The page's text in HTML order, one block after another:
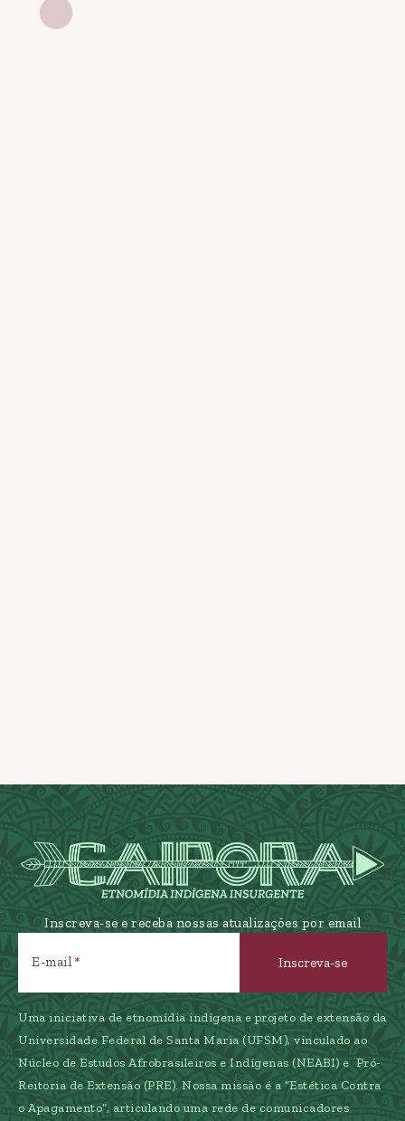
Load More
Inscreva-se e receba nossas atualizações por email
E-mail
Uma iniciativa de etnomídia indígena e projeto de extensão da
Universidade Federal de Santa Maria (UFSM), vinculado ao
Núcleo de Estudos Afrobrasileiros e Indígenas (NEABI) e Pró-
Reitoria de Extensão (PRE). Nossa missão é a “Estética Contra
o Apagamento”, articulando uma rede de comunicadores